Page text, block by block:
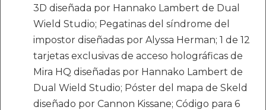
3D diseñada por Hannako Lambert de Dual
Wield Studio; Pegatinas del síndrome del
impostor diseñadas por Alyssa Herman; 1 de 12
tarjetas exclusivas de acceso holográficas de
Mira HQ diseñadas por Hannako Lambert de
Dual Wield Studio; Póster del mapa de Skeld
diseñado por Cannon Kissane; Código para 6